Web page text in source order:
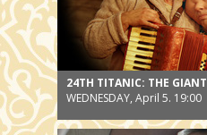
24TH TITANIC: THE GIANT
WEDNESDAY, April 5. 19:00